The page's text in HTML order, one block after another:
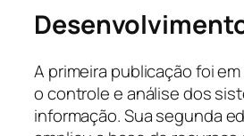
A primeira publicação foi
o controle e análise dos
informação. Sua segunda